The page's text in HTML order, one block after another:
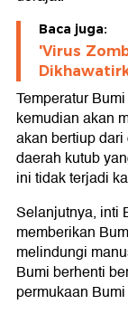
Baca juga:
'Virus
Temperatur
kemudian akan
akan bertiup
daerah kutub
ini tidak terjadi
Selanjutnya, inti
memberikan
melindungi
Bumi berhenti
permukaan